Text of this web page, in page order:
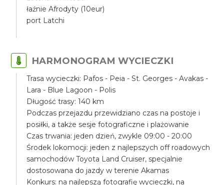
łaźnie Afrodyty (10eur)
port Latchi
HARMONOGRAM WYCIECZKI
Trasa wycieczki: Pafos - Peia - St. Georges - Avakas -
Lara - Blue Lagoon - Polis
Długość trasy: 140 km
Podczas przejazdu przewidziano czas na postoje i
posiłki, a także sesje fotograficzne i plażowanie
Czas trwania: jeden dzień, zwykle 09:00 - 20:00
Środek lokomocji: jeden z najlepszych off roadowych
samochodów Toyota Land Cruiser, specjalnie
dostosowana do jazdy w terenie Akamas
Konkurs: na najlepszą fotografię wycieczki, na